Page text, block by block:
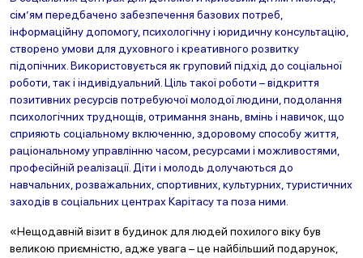
сім’ям передбачено забезпечення базових потреб,
інформаційну допомогу, психологічну і юридичну консультацію,
створено умови для духовного і креативного розвитку
підопічних. Використовується як груповий підхід до соціальної
роботи, так і індивідуальний. Ціль такої роботи – відкриття
позитивних ресурсів потребуючої молодої людини, подолання
психологічних труднощів, отримання знань, вмінь і навичок, що
сприяють соціальному включенню, здоровому способу життя,
раціональному управлінню часом, ресурсами і можливостями,
професійній реалізації. Діти і молодь долучаються до
навчальних, розважальних, спортивних, культурних, туристичних
заходів в соціальних центрах Карітасу та поза ними.
«Нещодавній візит в будинок для людей похилого віку був
великою приємністю, адже увага – це найбільший подарунок,